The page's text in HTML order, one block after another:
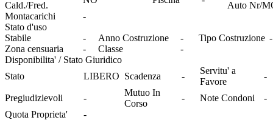
Cald./Fred.
Auto Nr/
Montacarichi
-
Stato d'uso
Stabile
- Anno Costruzione - Tipo Costruzione -
Zona censuaria
- Classe
-
Disponibilita' / Stato Giuridico
Stato
LIBERO Scadenza -
Servitu' a
Favore
-
Pregiudizievoli -
Mutuo In
Corso
- Note Condoni
-
Quota Proprieta'
-